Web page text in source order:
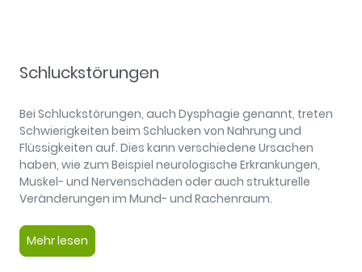
Schluckstörungen
Bei Schluckstörungen, auch Dysphagie genannt, treten
Schwierigkeiten beim Schlucken von Nahrung und
Flüssigkeiten auf. Dies kann verschiedene Ursachen
haben, wie zum Beispiel neurologische Erkrankungen,
Muskel- und Nervenschäden oder auch strukturelle
Veränderungen im Mund- und Rachenraum.
Mehr lesen